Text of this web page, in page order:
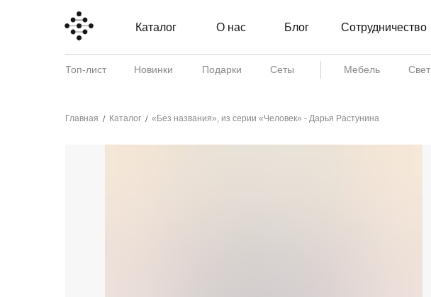
Каталог О нас Блог Сотрудничество
Новинки Подарки
Топ-лист Свет
Мебель
Сеты
Главная / Каталог / «Без названия», из серии «Человек» - Дарья Растунина